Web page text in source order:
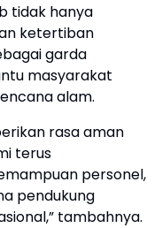
tidak hanya
ketertiban
garda
masyarakat
alam.
rasa aman
terus
personel,
pendukung
tambahnya.